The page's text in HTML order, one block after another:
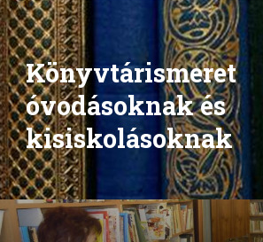
Könyvtárismeret
óvodásoknak és
kisiskolásoknak